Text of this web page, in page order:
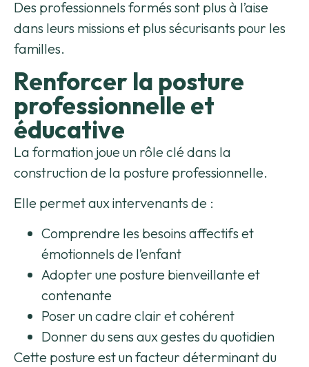
Des professionnels formés sont plus à l’aise
dans leurs missions et plus sécurisants pour les
familles.
Renforcer la posture
professionnelle et
éducative
La formation joue un rôle clé dans la
construction de la posture professionnelle.
Elle permet aux intervenants de :
Comprendre les besoins affectifs et
émotionnels de l’enfant
Adopter une posture bienveillante et
contenante
Poser un cadre clair et cohérent
Donner du sens aux gestes du quotidien
Cette posture est un facteur déterminant du